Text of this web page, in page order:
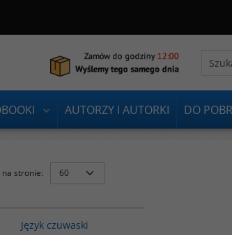
AUTORZY I AUTORKI DO
na stronie:
Język czuwaski